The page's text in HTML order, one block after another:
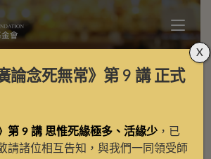
護持項目 > 每月定額護持
論念死無常》第 9 講正式
第 9 講 思惟死緣極多、活緣少 ，已
請諸位相互告知，與我們一同領受師
X